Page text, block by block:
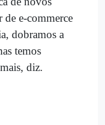
e-commerce
dobramos a
temos
diz.